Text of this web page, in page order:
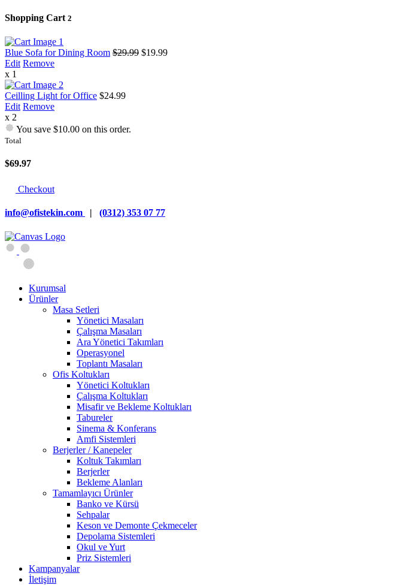
Shopping Cart 2
Blue Sofa for Dining Room $29.99 $19.99
Edit Remove
x 1
Ceilling Light for Office $24.99
Edit Remove
x 2
You save $10.00 on this order.
Total
$69.97
Checkout
info@ofistekin.com | (0312) 353 07 77
Kurumsal
Ürünler
Masa Setleri
Yönetici Masaları
Çalışma Masaları
Ara Yönetici Takımları
Operasyonel
Toplantı Masaları
Ofis Koltukları
Yönetici Koltukları
Çalışma Koltukları
Misafir ve Bekleme Koltukları
Tabureler
Sinema & Konferans
Amfi Sistemleri
Berjerler / Kanepeler
Koltuk Takımları
Berjerler
Bekleme Alanları
Tamamlayıcı Ürünler
Banko ve Kürsü
Sehpalar
Keson ve Demonte Çekmeceler
Depolama Sistemleri
Okul ve Yurt
Priz Sistemleri
Kampanyalar
İletişim